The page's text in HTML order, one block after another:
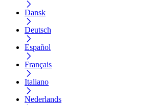
Dansk
Deutsch
Español
Français
Italiano
Nederlands